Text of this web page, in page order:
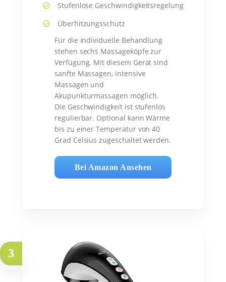
Stufenlose Geschwindigkeitsregelung
Überhitzungsschutz
Für die individuelle Behandlung
stehen sechs Massageköpfe zur
Verfügung. Mit diesem Gerät sind
sanfte Massagen, intensive
Massagen und
Akupunkturmassagen möglich.
Die Geschwindigkeit ist stufenlos
regulierbar. Optional kann Wärme
bis zu einer Temperatur von 40
Grad Celsius zugeschaltet werden.
Bei Amazon Ansehen
3